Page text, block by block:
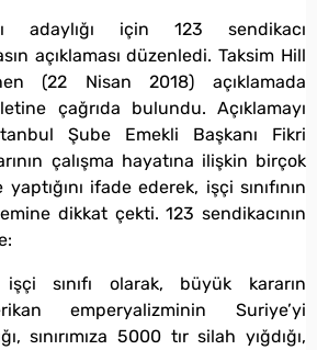
adaylığı için 123 sendikacı
açıklaması düzenledi. Taksim Hill
(22 Nisan 2018) açıklamada
çağrıda bulundu. Açıklamayı
Şube Emekli Başkanı Fikri
çalışma hayatına ilişkin birçok
ifade ederek, işçi sınıfının
dikkat çekti. 123 sendikacının
sınıfı olarak, büyük kararın
emperyalizminin Suriye’yi
sınırımıza 5000 tır silah yığdığı,